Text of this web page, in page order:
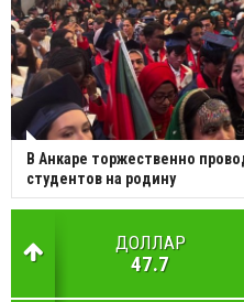
В Анкаре торжественно
студентов на родину
ДОЛЛАР
47.7